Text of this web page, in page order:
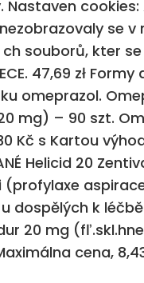
Nastaven
se
souborů, kter
47,69 zł
omeprazol.
mg) – 90 szt.
Kč s Kartou
Helicid 20
dospělých k
20 mg
cena,